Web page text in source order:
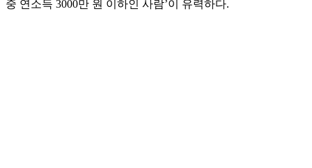
중 연소득 3000만 원 이하인 사람’이 유력하다.